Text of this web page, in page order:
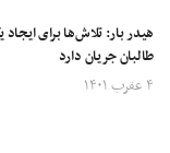
هیدر بار: تلاش‌ها برای
طالبان جریان دارد
۴ عقرب ۱۴۰۱